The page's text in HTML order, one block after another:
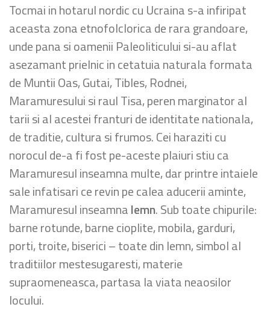
Tocmai in hotarul nordic cu Ucraina s-a infiripat
aceasta zona etnofolclorica de rara grandoare,
unde pana si oamenii Paleoliticului si-au aflat
asezamant prielnic in cetatuia naturala formata
de Muntii Oas, Gutai, Tibles, Rodnei,
Maramuresului si raul Tisa, peren marginator al
tarii si al acestei franturi de identitate nationala,
de traditie, cultura si frumos. Cei haraziti cu
norocul de-a fi fost pe-aceste plaiuri stiu ca
Maramuresul inseamna multe, dar printre intaiele
sale infatisari ce revin pe calea aducerii aminte,
Maramuresul inseamnalemn. Sub toate chipurile:
barne rotunde, barne cioplite, mobila, garduri,
porti, troite, biserici – toate din lemn, simbol al
traditiilor mestesugaresti, materie
supraomeneasca, partasa la viata neaosilor
locului.